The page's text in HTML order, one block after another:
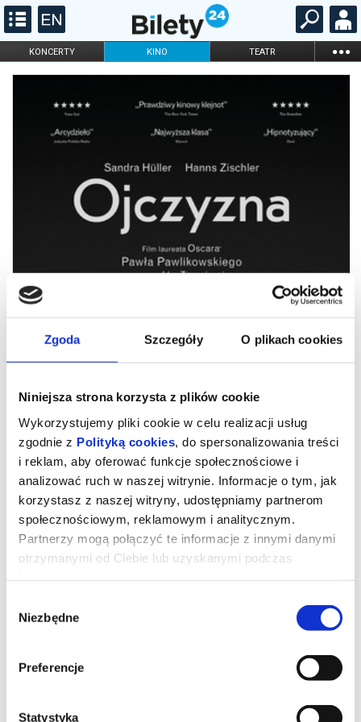
Zgoda Szczegóły O plikach cookies
Niniejsza strona korzysta z plików cookie
Wykorzystujemy pliki cookie w celu realizacji usług
zgodnie z Polityką cookies , do spersonalizowania treści
i reklam, aby oferować funkcje społecznościowe i
analizować ruch w naszej witrynie. Informacje o tym, jak
korzystasz z naszej witryny, udostępniamy partnerom
społecznościowym, reklamowym i analitycznym.
Partnerzy mogą połączyć te informacje z innymi danymi
otrzymanymi od Ciebie lub uzyskanymi podczas
zgody
Niezbędne
Preferencje
Statystyka
KONCERTY KINO TEATR ...
FILHARMONIA OPERA I BALET
DLA DZIECI
ONLINE KARNETY
(Hanns Zischler), laureatem Nagrody Nobla w dziedzinie literatury,
a jego córką Eriką (Sandra Hüller) – aktorką i pisarką. Akcja
rozgrywa się w szczytowym okresie zimnej wojny. Ojciec i córka
zrujnowane Niemcy – z Frankfurtu pod kontrolą amerykańską do
Weimaru pod wpływem sowieckim. Po raz pierwszy od wojny